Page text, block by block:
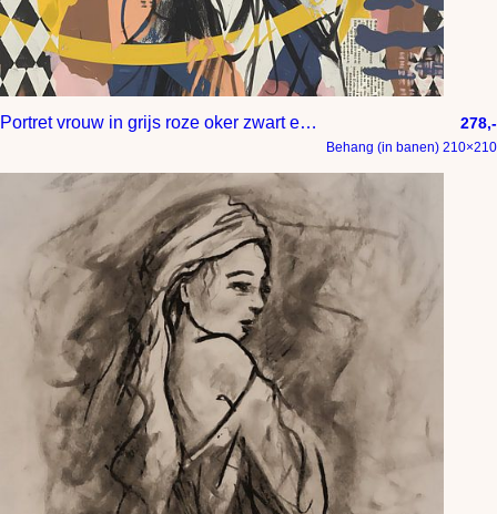
Portret vrouw in grijs roze oker zwart en beige 278,-
Behang (in banen) 210×210